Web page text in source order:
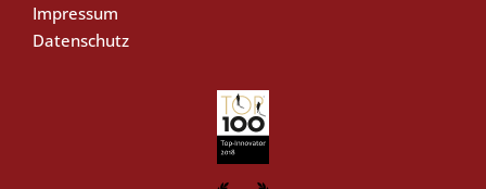
Impressum
Datenschutz